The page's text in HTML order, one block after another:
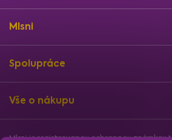
Mlsni
Spolupráce
Vše o nákupu
Mlsni je registrovanou ochrannou známkou